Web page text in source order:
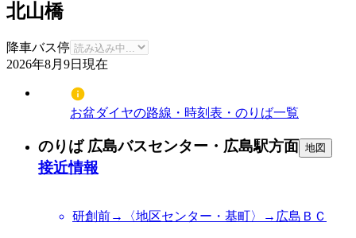
北山橋
降車バス停
2026年8月9日 現在
お盆ダイヤの路線・時刻表・のりば一覧
のりば 広島バスセンター・広島駅方面 地図
接近情報
研創前→〈地区センター・基町〉→広島ＢＣ